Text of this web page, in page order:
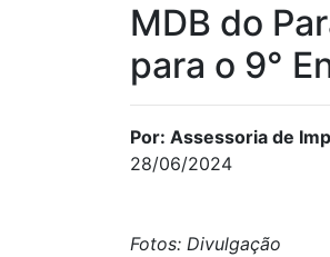
MDB do
para o 9°
Por: Assessoria de
28/06/2024
Fotos: Divulgação